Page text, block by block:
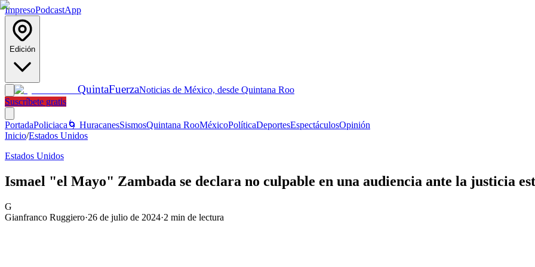
ImpresoPodcastApp
Edición
QuintaFuerzaNoticias de México, desde Quintana Roo
Suscríbete gratis
PortadaPoliciaca 🌀 HuracanesSismosQuintana RooMéxicoPolíticaDeportesEspectáculosOpinión
Inicio/Estados Unidos
Estados Unidos
Ismael "el Mayo" Zambada se declara no culpable en una audiencia ante la justicia
G
Gianfranco Ruggiero·26 de julio de 2024·2 min de lectura